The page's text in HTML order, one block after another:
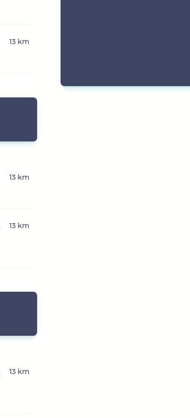
13 km
13 km
13 km
13 km